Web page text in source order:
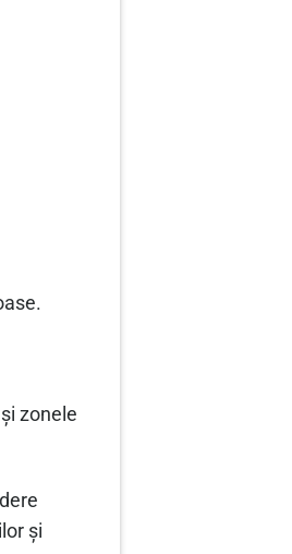
zonele
și